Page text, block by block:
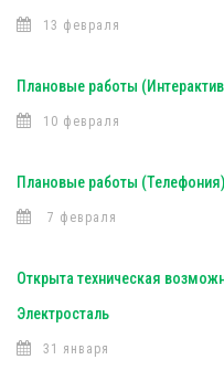
13 февраля
Плановые работы
10 февраля
Плановые работы (Телефония)
7 февраля
Открыта техническая
Электросталь
31 января